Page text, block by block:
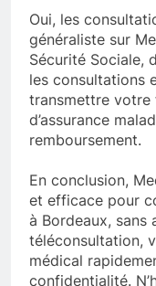
Oui, les
généraliste sur
Sécurité Sociale,
les consultations
transmettre votre
d’assurance
remboursement.
En conclusion,
et efficace pour
à Bordeaux, sans
téléconsultation,
médical
confidentialité.